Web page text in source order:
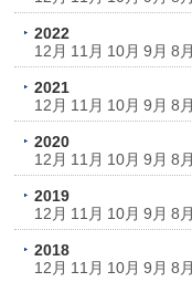
2022
12月 11月 10月 9月 8月
2021
12月 11月 10月 9月 8月
2020
12月 11月 10月 9月 8月
2019
12月 11月 10月 9月 8月
2018
12月 11月 10月 9月 8月